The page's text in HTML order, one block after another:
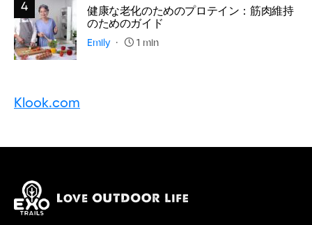
4
健康な老化のためのプロテイン：筋肉維持
のためのガイド
Emily 1 min
Klook.com